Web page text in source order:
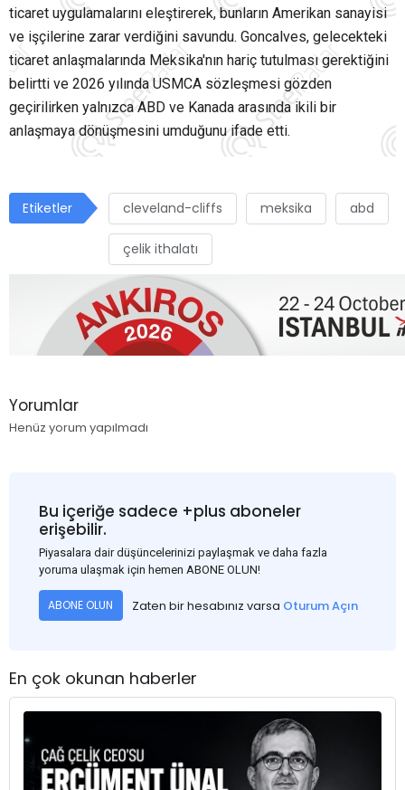
ticaret uygulamalarını eleştirerek, bunların Amerikan sanayisi
ve işçilerine zarar verdiğini savundu. Goncalves, gelecekteki
ticaret anlaşmalarında Meksika'nın hariç tutulması gerektiğini
belirtti ve 2026 yılında USMCA sözleşmesi gözden
geçirilirken yalnızca ABD ve Kanada arasında ikili bir
anlaşmaya dönüşmesini umduğunu ifade etti.
Etiketler cleveland-cliffs meksika abd
çelik ithalatı
Yorumlar
Henüz yorum yapılmadı
Bu içeriğe sadece +plus aboneler
erişebilir.
Piyasalara dair düşüncelerinizi paylaşmak ve daha fazla
yoruma ulaşmak için hemen ABONE OLUN!
ABONE OLUN Zaten bir hesabınız varsa Oturum Açın
En çok okunan haberler